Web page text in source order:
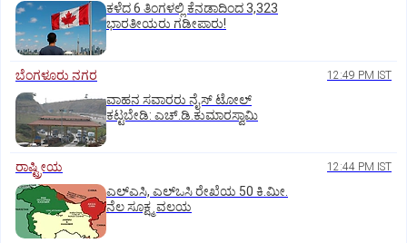
ಕಳೆದ 6 ತಿಂಗಳಲ್ಲಿ ಕೆನಡಾದಿಂದ 3,323
ಭಾರತೀಯರು ಗಡೀಪಾರು!
ಬೆಂಗಳೂರು ನಗರ 12:49 PM IST
ವಾಹನ ಸವಾರರು ನೈಸ್‌ ಟೋಲ್‌
ಕಟ್ಟಬೇಡಿ: ಎಚ್‌.ಡಿ.ಕುಮಾರಸ್ವಾಮಿ
ರಾಷ್ಟ್ರೀಯ 12:44 PM IST
ಎಲ್‌ಎಸಿ, ಎಲ್‌ಒಸಿ ರೇಖೆಯ 50 ಕಿ.ಮೀ.
ನೆಲ ಸೂಕ್ಷ್ಮ ವಲಯ